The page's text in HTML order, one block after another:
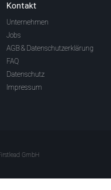
Kontakt
Unternehmen
Jobs
AGB & Datenschutzerklärung
FAQ
Datenschutz
Impressum
GmbH